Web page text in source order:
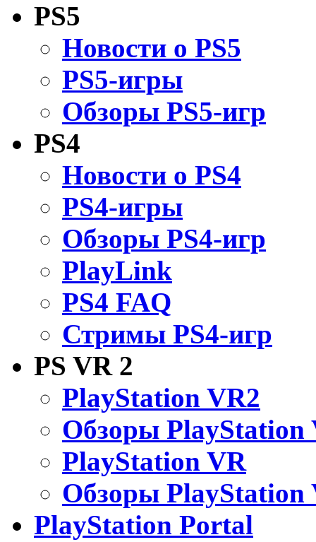
PS5
Новости о PS5
PS5-игры
Обзоры PS5-игр
PS4
Новости о PS4
PS4-игры
Обзоры PS4-игр
PlayLink
PS4 FAQ
Стримы PS4-игр
PS VR 2
PlayStation VR2
Обзоры PlayStation
PlayStation VR
Обзоры PlayStation
PlayStation Portal